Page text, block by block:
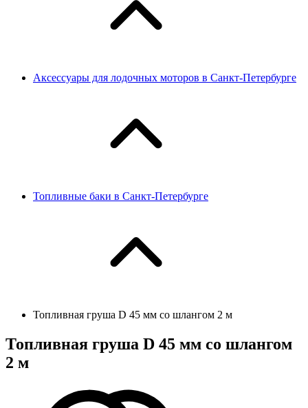
Аксессуары для лодочных моторов в Санкт-Петербурге
Топливные баки в Санкт-Петербурге
Топливная груша D 45 мм со шлангом 2 м
Топливная груша D 45 мм со шлангом
2 м